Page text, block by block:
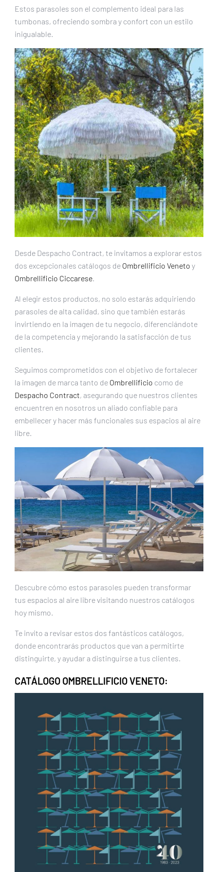
Estos parasoles son el complemento ideal para las
tumbonas, ofreciendo sombra y confort con un estilo
inigualable.
Desde Despacho Contract, te invitamos a explorar estos
dos excepcionales catálogos de Ombrellificio Veneto y
Ombrellificio Ciccarese.
Al elegir estos productos, no solo estarás adquiriendo
parasoles de alta calidad, sino que también estarás
invirtiendo en la imagen de tu negocio, diferenciándote
de la competencia y mejorando la satisfacción de tus
clientes.
Seguimos comprometidos con el objetivo de fortalecer
la imagen de marca tanto de Ombrellificio como de
Despacho Contract, asegurando que nuestros clientes
encuentren en nosotros un aliado confiable para
embellecer y hacer más funcionales sus espacios al aire
libre.
Descubre cómo estos parasoles pueden transformar
tus espacios al aire libre visitando nuestros catálogos
hoy mismo.
Te invito a revisar estos dos fantásticos catálogos,
donde encontrarás productos que van a permitirte
distinguirte, y ayudar a distinguirse a tus clientes.
CATÁLOGO OMBRELLIFICIO VENETO: